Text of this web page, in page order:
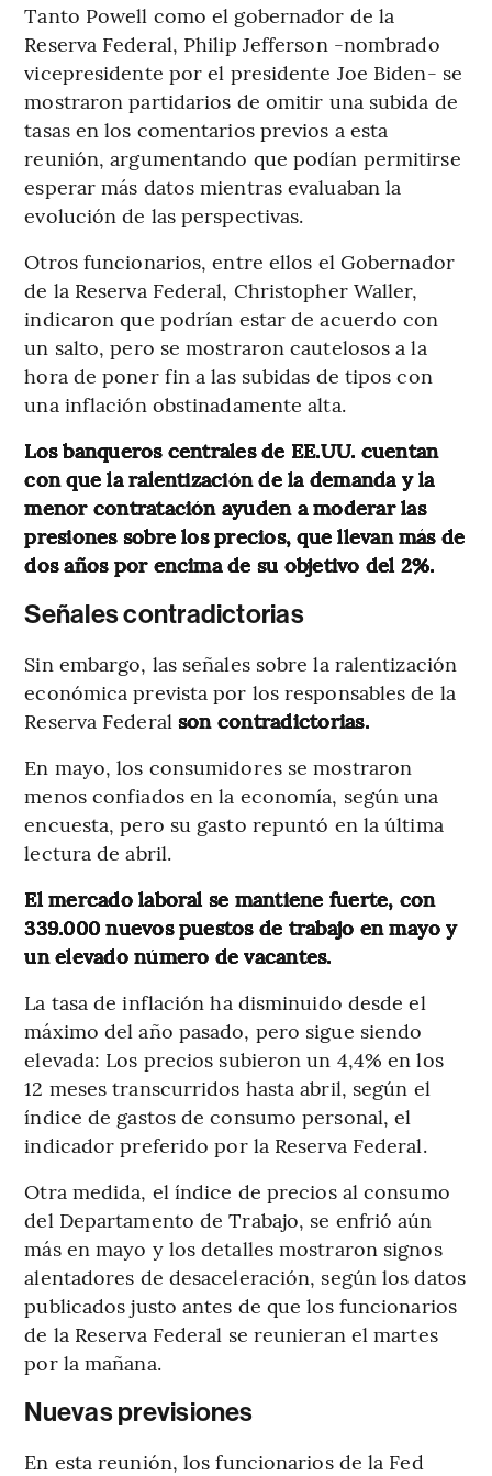
Tanto Powell como el gobernador de la
Reserva Federal, Philip Jefferson -nombrado
vicepresidente por el presidente Joe Biden- se
mostraron partidarios de omitir una subida de
tasas en los comentarios previos a esta
reunión, argumentando que podían permitirse
esperar más datos mientras evaluaban la
evolución de las perspectivas.
Otros funcionarios, entre ellos el Gobernador
de la Reserva Federal, Christopher Waller,
indicaron que podrían estar de acuerdo con
un salto, pero se mostraron cautelosos a la
hora de poner fin a las subidas de tipos con
una inflación obstinadamente alta.
Los banqueros centrales de EE.UU. cuentan
con que la ralentización de la demanda y la
menor contratación ayuden a moderar las
presiones sobre los precios, que llevan más de
dos años por encima de su objetivo del 2%.
Señales contradictorias
Sin embargo, las señales sobre la ralentización
económica prevista por los responsables de la
Reserva Federal son contradictorias.
En mayo, los consumidores se mostraron
menos confiados en la economía, según una
encuesta, pero su gasto repuntó en la última
lectura de abril.
El mercado laboral se mantiene fuerte, con
339.000 nuevos puestos de trabajo en mayo y
un elevado número de vacantes.
La tasa de inflación ha disminuido desde el
máximo del año pasado, pero sigue siendo
elevada: Los precios subieron un 4,4% en los
12 meses transcurridos hasta abril, según el
índice de gastos de consumo personal, el
indicador preferido por la Reserva Federal.
Otra medida, el índice de precios al consumo
del Departamento de Trabajo, se enfrió aún
más en mayo y los detalles mostraron signos
alentadores de desaceleración, según los datos
publicados justo antes de que los funcionarios
de la Reserva Federal se reunieran el martes
por la mañana.
Nuevas previsiones
En esta reunión, los funcionarios de la Fed